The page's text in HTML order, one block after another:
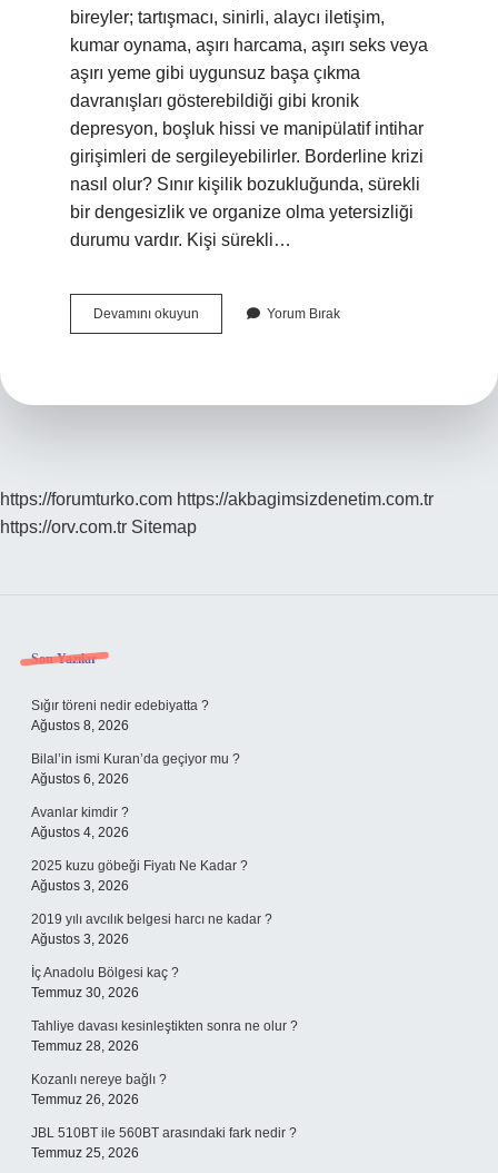
bireyler; tartışmacı, sinirli, alaycı iletişim,
kumar oynama, aşırı harcama, aşırı seks veya
aşırı yeme gibi uygunsuz başa çıkma
davranışları gösterebildiği gibi kronik
depresyon, boşluk hissi ve manipülatif intihar
girişimleri de sergileyebilirler. Borderline krizi
nasıl olur? Sınır kişilik bozukluğunda, sürekli
bir dengesizlik ve organize olma yetersizliği
durumu vardır. Kişi sürekli…
Devamını okuyun Borderline
Olup
Yorum Bırak
https://forumturko.com https://akbagimsizdenetim.com.tr
https://orv.com.tr Sitemap
Sidebar
Son Yazılar
Sığır töreni nedir edebiyatta ?
Ağustos 8, 2026
Bilal’in ismi Kuran’da geçiyor mu ?
Ağustos 6, 2026
Avanlar kimdir ?
Ağustos 4, 2026
2025 kuzu göbeği Fiyatı Ne Kadar ?
Ağustos 3, 2026
2019 yılı avcılık belgesi harcı ne kadar ?
Ağustos 3, 2026
İç Anadolu Bölgesi kaç ?
Temmuz 30, 2026
Tahliye davası kesinleştikten sonra ne olur ?
Temmuz 28, 2026
Kozanlı nereye bağlı ?
Temmuz 26, 2026
JBL 510BT ile 560BT arasındaki fark nedir ?
Temmuz 25, 2026